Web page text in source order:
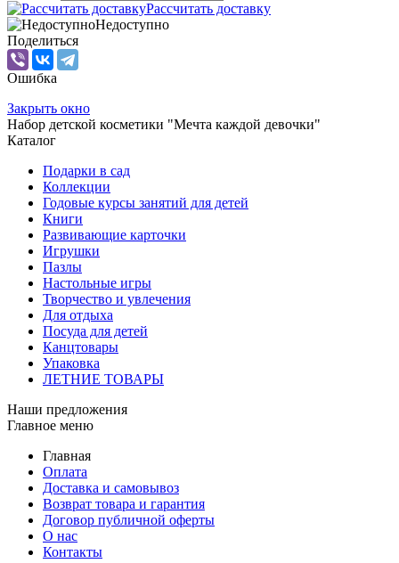
Рассчитать доставку
Недоступно
Поделиться
Ошибка
Закрыть окно
Набор детской косметики "Мечта каждой девочки"
Каталог
Подарки в сад
Коллекции
Годовые курсы занятий для детей
Книги
Развивающие карточки
Игрушки
Пазлы
Настольные игры
Творчество и увлечения
Для отдыха
Посуда для детей
Канцтовары
Упаковка
ЛЕТНИЕ ТОВАРЫ
Наши предложения
Главное меню
Главная
Оплата
Доставка и самовывоз
Возврат товара и гарантия
Договор публичной оферты
О нас
Контакты